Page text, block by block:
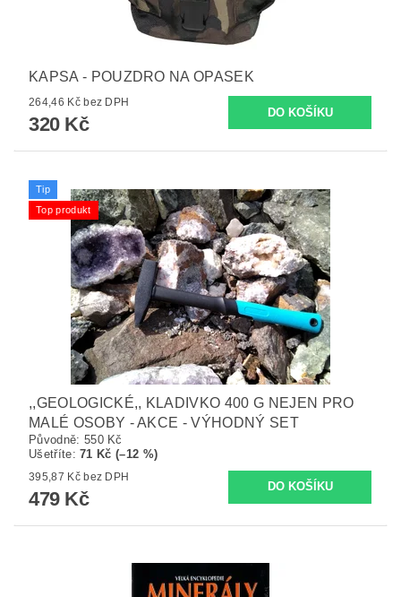
KAPSA - POUZDRO NA OPASEK
264,46 Kč bez DPH
320 Kč
Tip
Top produkt
,,GEOLOGICKÉ,, KLADIVKO 400 G NEJEN PRO
MALÉ OSOBY - AKCE - VÝHODNÝ SET
Původně: 550 Kč
Ušetříte:71 Kč (–12 %)
395,87 Kč bez DPH
479 Kč